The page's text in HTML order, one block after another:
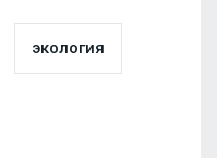
экология